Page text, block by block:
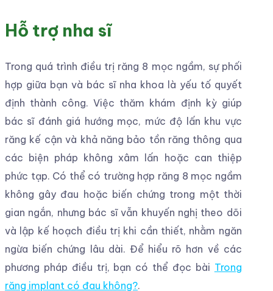
Hỗ trợ nha sĩ
Trong quá trình điều trị răng 8 mọc ngầm, sự phối
hợp giữa bạn và bác sĩ nha khoa là yếu tố quyết
định thành công. Việc thăm khám định kỳ giúp
bác sĩ đánh giá hướng mọc, mức độ lấn khu vực
răng kế cận và khả năng bảo tồn răng thông qua
các biện pháp không xâm lấn hoặc can thiệp
phức tạp. Có thể có trường hợp răng 8 mọc ngầm
không gây đau hoặc biến chứng trong một thời
gian ngắn, nhưng bác sĩ vẫn khuyến nghị theo dõi
và lập kế hoạch điều trị khi cần thiết, nhằm ngăn
ngừa biến chứng lâu dài. Để hiểu rõ hơn về các
phương pháp điều trị, bạn có thể đọc bài Trong
răng implant có đau không?.